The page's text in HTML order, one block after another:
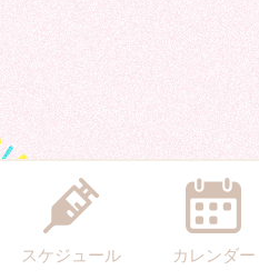
スケジュール カレンダー